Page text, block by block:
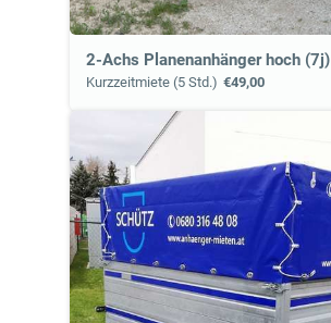
2-Achs Planenanhänger hoch (7j)
Kurzzeitmiete (5 Std.) €49,00